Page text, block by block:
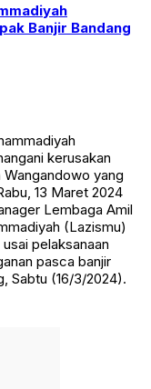
Banjir Bandang
kerusakan
yang
13 Maret 2024
Lembaga Amil
(Lazismu)
pelaksanaan
pasca banjir
Sabtu (16/3/2024).